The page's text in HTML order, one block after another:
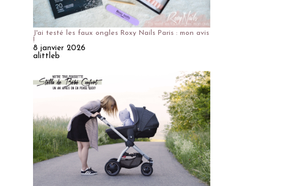
J'ai testé les faux ongles Roxy Nails Paris : mon avis
!
8 janvier 2026
alittleb